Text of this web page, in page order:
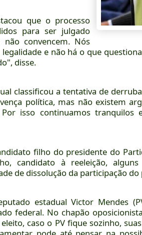
que o processo
para ser julgado
convencem. Nós
e não há o que
disse.
classificou a tentativa de
política, mas não existem
isso continuamos tranquilos
filho do presidente do
candidato à reeleição,
de dissolução da participação
estadual Victor Mendes
federal. No chapão
caso o PV fique sozinho,